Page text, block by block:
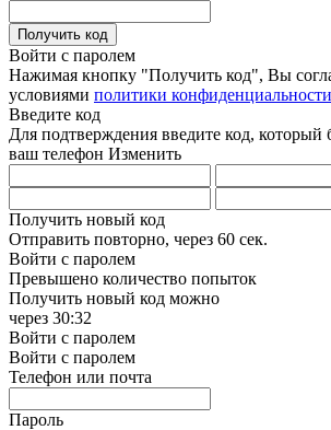
Получить код
Войти с паролем
Нажимая кнопку "Получить код", Вы
условиями политики конфиденциальности
Введите код
Для подтверждения введите код, который
ваш телефон Изменить
Получить новый код
Отправить повторно, через 60 сек.
Войти с паролем
Превышено количество попыток
Получить новый код можно
через 30:32
Войти с паролем
Войти с паролем
Телефон или почта
Пароль